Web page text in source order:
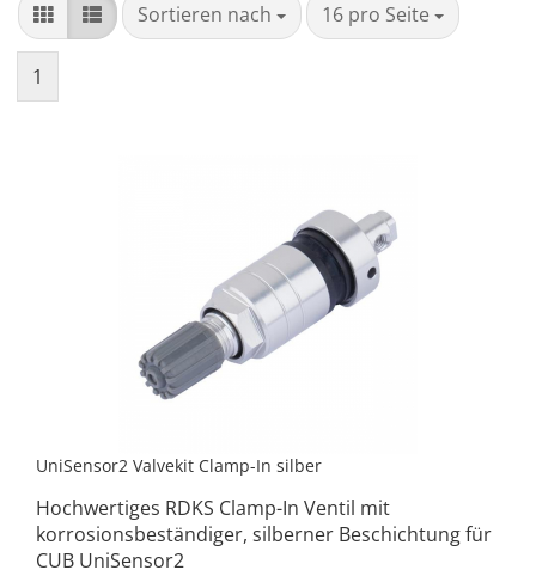
Sortieren nach 16 pro Seite
1
UniSensor2 Valvekit Clamp-In silber
Hochwertiges RDKS Clamp-In Ventil mit
korrosionsbeständiger, silberner Beschichtung für
CUB UniSensor2